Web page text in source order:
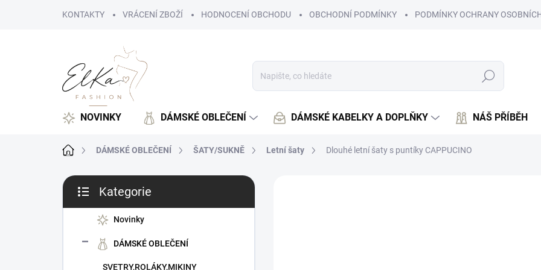
KONTAKTY VRÁCENÍ ZBOŽÍ HODNOCENÍ OBCHODU OBCHODNÍ PODMÍNKY PODMÍNKY OCHRANY
Hledat
NOVINKY DÁMSKÉ OBLEČENÍ DÁMSKÉ KABELKY A DOPLŇKY NÁŠ PŘÍBĚH
Domů DÁMSKÉ OBLEČENÍ ŠATY/SUKNĚ Letní šaty Dlouhé letní šaty s puntíky CAPPUCINO
P
s
kategorie
Kategorie
Novinky
DÁMSKÉ OBLEČENÍ
SVETRY,ROLÁKY,MIKINY